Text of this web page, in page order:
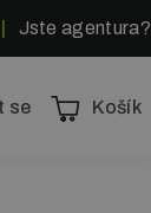
Jste agentura?
se Košík